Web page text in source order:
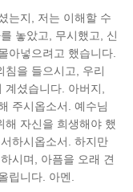
는지, 저는 이해할 수
놓았고, 무시했고, 신
아넣으려고 했습니다.
침을 들으시고, 우리
셨습니다. 아버지,
주시옵소서. 예수님
해 자신을 희생해야 했
하시옵소서. 하지만
시며, 아픔을 오래 견
립니다. 아멘.